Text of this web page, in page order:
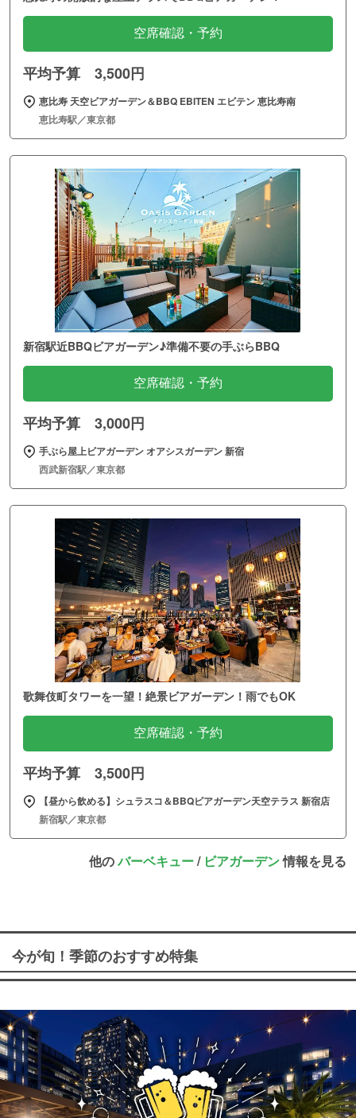
空席確認・予約
平均予算 3,500円
恵比寿 天空ビアガーデン＆BBQ EBITEN エビテン 恵比寿南
恵比寿駅／東京都
新宿駅近BBQビアガーデン♪準備不要の手ぶらBBQ
空席確認・予約
平均予算 3,000円
手ぶら屋上ビアガーデン オアシスガーデン 新宿
西武新宿駅／東京都
歌舞伎町タワーを一望！絶景ビアガーデン！雨でもOK
空席確認・予約
平均予算 3,500円
【昼から飲める】シュラスコ＆BBQビアガーデン天空テラス 新宿店
新宿駅／東京都
他のバーベキュー/ ビアガーデン情報を見る
今が旬！季節のおすすめ特集